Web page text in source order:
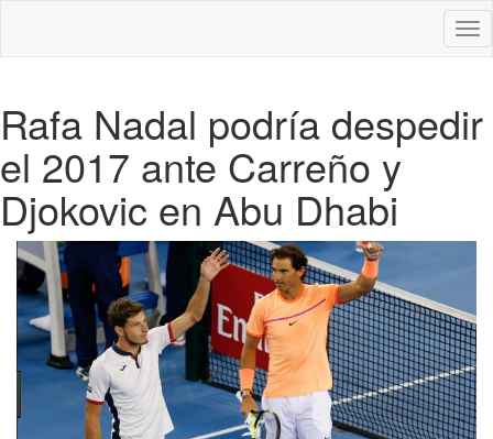
Rafa Nadal podría despedir
el 2017 ante Carreño y
Djokovic en Abu Dhabi